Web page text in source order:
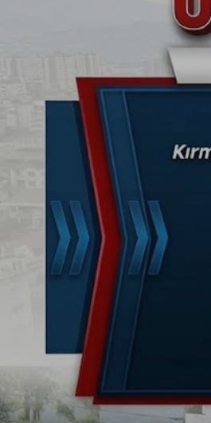
Politika
Yerel
Foto Galeri
Video Galeri
Anketler